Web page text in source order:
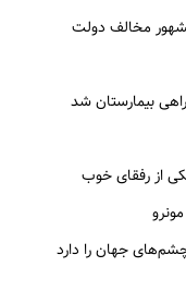
مخالف دولت
بیمارستان شد
از رفقای خوب
جهان را دارد